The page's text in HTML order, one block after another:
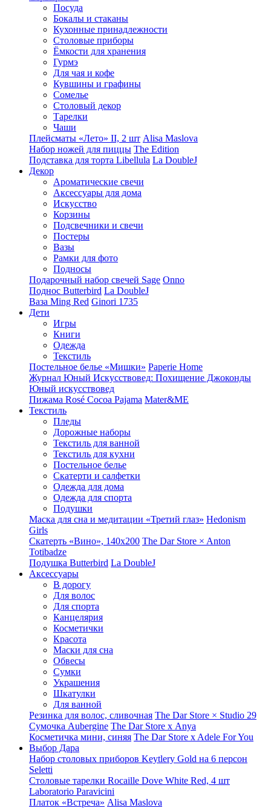
Посуда
Бокалы и стаканы
Кухонные принадлежности
Столовые приборы
Ëмкости для хранения
Гурмэ
Для чая и кофе
Кувшины и графины
Сомелье
Столовый декор
Тарелки
Чаши
Плейсматы «Лето» II, 2 шт Alisa Maslova
Набор ножей для пиццы The Edition
Подставка для торта Libellula La DoubleJ
Декор
Ароматические свечи
Аксессуары для дома
Искусство
Корзины
Подсвечники и свечи
Постеры
Вазы
Рамки для фото
Подносы
Подарочный набор свечей Sage Onno
Поднос Butterbird La DoubleJ
Ваза Ming Red Ginori 1735
Дети
Игры
Книги
Одежда
Текстиль
Постельное белье «Мишки» Paperie Home
Журнал Юный Искусствовед: Похищение Джоконды
Юный искусствовед
Пижама Rosé Cocoa Pajama Mater&ME
Текстиль
Пледы
Дорожные наборы
Текстиль для ванной
Текстиль для кухни
Постельное белье
Скатерти и салфетки
Одежда для дома
Одежда для спорта
Подушки
Маска для сна и медитации «Третий глаз» Hedonism
Girls
Скатерть «Вино», 140х200 The Dar Store × Anton
Totibadze
Подушка Butterbird La DoubleJ
Аксессуары
В дорогу
Для волос
Для спорта
Канцелярия
Косметички
Красота
Маски для сна
Обвесы
Сумки
Украшения
Шкатулки
Для ванной
Резинка для волос, сливочная The Dar Store × Studio 29
Сумочка Aubergine The Dar Store x Anya
Косметичка мини, синяя The Dar Store x Adele For You
Выбор Дара
Набор столовых приборов Keytlery Gold на 6 персон
Seletti
Столовые тарелки Rocaille Dove White Red, 4 шт
Laboratorio Paravicini
Платок «Встреча» Alisa Maslova